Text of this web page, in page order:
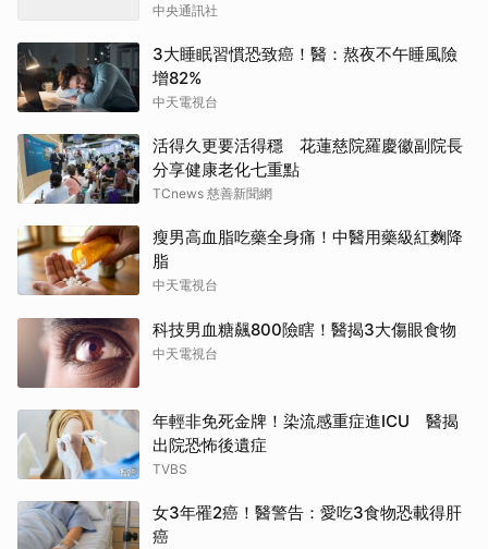
中央通訊社
3大睡眠習慣恐致癌！醫：熬夜不午睡風險
增82%
中天電視台
活得久更要活得穩 花蓮慈院羅慶徽副院長
分享健康老化七重點
TCnews 慈善新聞網
瘦男高血脂吃藥全身痛！中醫用藥級紅麴降
脂
中天電視台
科技男血糖飆800險瞎！醫揭3大傷眼食物
中天電視台
年輕非免死金牌！染流感重症進ICU 醫揭
出院恐怖後遺症
TVBS
女3年罹2癌！醫警告：愛吃3食物恐載得肝
癌